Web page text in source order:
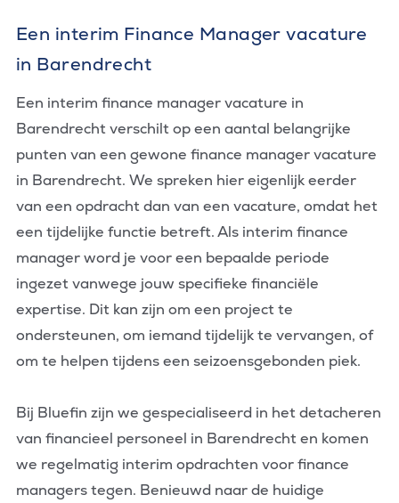
Een interim Finance Manager vacature
in Barendrecht
Een interim finance manager vacature in
Barendrecht verschilt op een aantal belangrijke
punten van een gewone finance manager vacature
in Barendrecht. We spreken hier eigenlijk eerder
van een opdracht dan van een vacature, omdat het
een tijdelijke functie betreft. Als interim finance
manager word je voor een bepaalde periode
ingezet vanwege jouw specifieke financiële
expertise. Dit kan zijn om een project te
ondersteunen, om iemand tijdelijk te vervangen, of
om te helpen tijdens een seizoensgebonden piek.
Bij Bluefin zijn we gespecialiseerd in het detacheren
van financieel personeel in Barendrecht en komen
we regelmatig interim opdrachten voor finance
managers tegen. Benieuwd naar de huidige